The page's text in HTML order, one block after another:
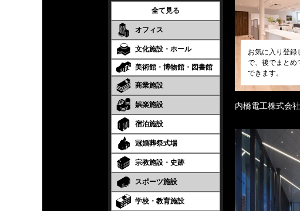
全て見る
オフィス
文化施設・ホール
美術館・博物館・図書館
商業施設
娯楽施設
宿泊施設
冠婚葬祭式場
宗教施設・史跡
スポーツ施設
学校・教育施設
お気に入り登録
で、後でまとめ
できます。
内橋電工株式会社